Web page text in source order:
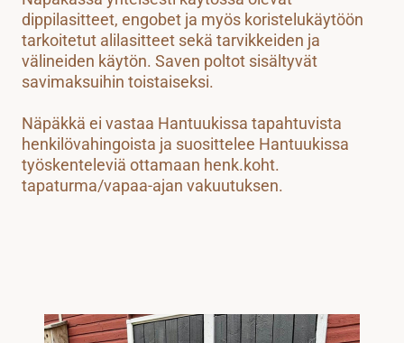
ETUSIVU
NÄPÄKKÄ RY
KURSSIT
dippilasitteet, engobet ja myös koristelukäytöön
tarkoitetut alilasitteet sekä tarvikkeiden ja
välineiden käytön. Saven poltot sisältyvät
savimaksuihin toistaiseksi.
Näpäkkä ei vastaa Hantuukissa tapahtuvista
henkilövahingoista ja suosittelee Hantuukissa
työskenteleviä ottamaan henk.koht.
tapaturma/vapaa-ajan vakuutuksen.